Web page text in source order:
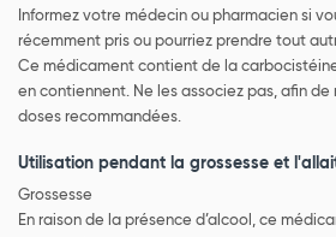
Informez votre médecin ou pharmacien si
récemment pris ou pourriez prendre tout
Ce médicament contient de la
en contiennent. Ne les associez pas, afin de
doses recommandées.
Utilisation pendant la grossesse et
Grossesse
En raison de la présence d’alcool, ce